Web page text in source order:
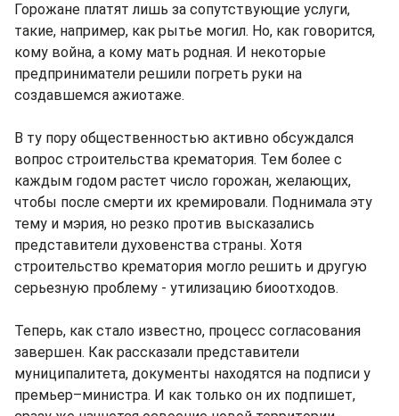
Горожане платят лишь за сопутствующие услуги,
такие, например, как рытье могил. Но, как говорится,
кому война, а кому мать родная. И некоторые
предприниматели решили погреть руки на
создавшемся ажиотаже.
В ту пору общественностью активно обсуждался
вопрос строительства крематория. Тем более с
каждым годом растет число горожан, желающих,
чтобы после смерти их кремировали. Поднимала эту
тему и мэрия, но резко против высказались
представители духовенства страны. Хотя
строительство крематория могло решить и другую
серьезную проблему - утилизацию биоотходов.
Теперь, как стало известно, процесс согласования
завершен. Как рассказали представители
муниципалитета, документы находятся на подписи у
премьер–министра. И как только он их подпишет,